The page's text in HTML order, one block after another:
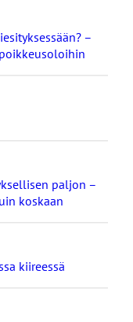
–
paljon –
koskaan
kiireessä